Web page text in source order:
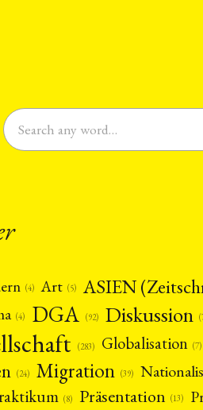
(4) Art (5) ASIEN
(4) DGA (92) Diskussion
(283) Globalisation (7)
(24) Migration (39)
(8) Präsentation (13)